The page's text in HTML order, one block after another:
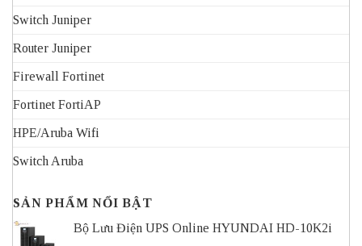
Switch Juniper
Router Juniper
Firewall Fortinet
Fortinet FortiAP
HPE/Aruba Wifi
Switch Aruba
SẢN PHẨM NỔI BẬT
Bộ Lưu Điện UPS Online HYUNDAI HD-10K2i